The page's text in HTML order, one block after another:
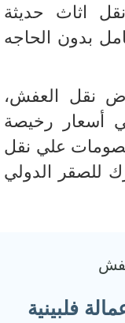
اثاث حديثة
بدون الحاجه
نقل العفش،
رخيصة
علي نقل
للصقر الدولي
فلبينية